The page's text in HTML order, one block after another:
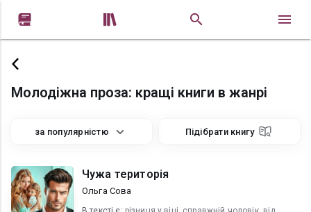
 
Молодіжна проза: кращі книги в жанрі
за популярністю Підібрати книгу
Чужа територія
Ольга Сова